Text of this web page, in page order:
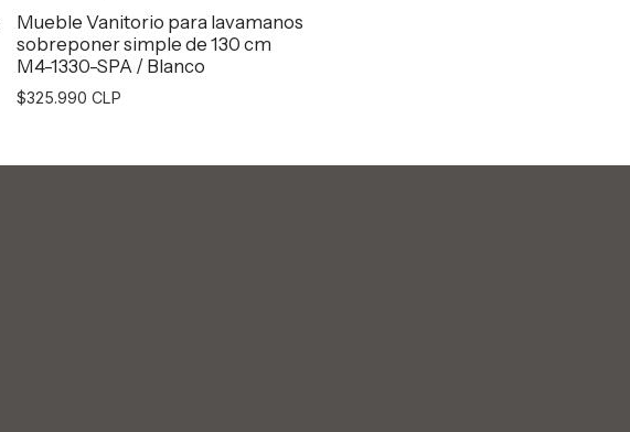
Mueble Vanitorio para lavamanos
sobreponer simple de 130 cm
M4-1330-SPA / Blanco
$325.990 CLP